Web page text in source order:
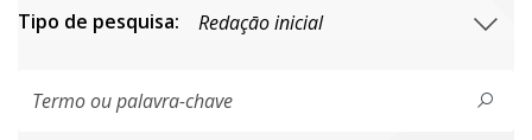
Tipo de pesquisa: